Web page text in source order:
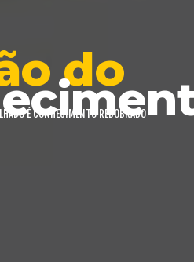
do
É CONHECIMENTO REDOBRADO